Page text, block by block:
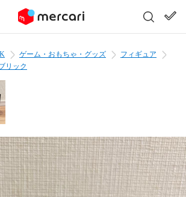
ゲーム・おもちゃ・グッズ
フィギュア
リック